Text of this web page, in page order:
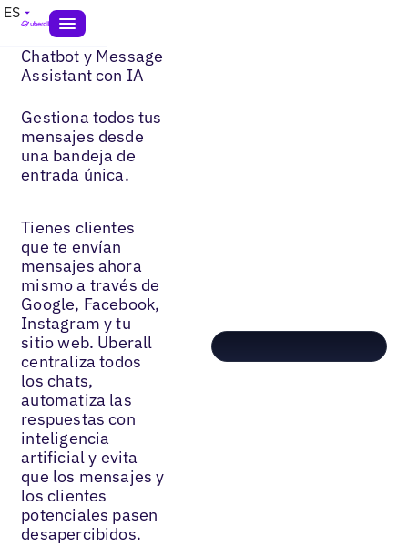
ES
Chatbot y Message
Assistant con IA
Gestiona todos tus
mensajes desde
una bandeja de
entrada única.
Tienes clientes
que te envían
mensajes ahora
mismo a través de
Google, Facebook,
Instagram y tu
sitio web. Uberall
centraliza todos
los chats,
automatiza las
respuestas con
inteligencia
artificial y evita
que los mensajes y
los clientes
potenciales pasen
desapercibidos.